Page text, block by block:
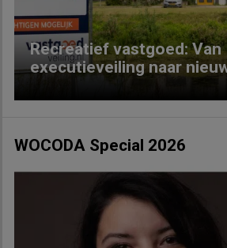
Recreatief vastgoed: Van
executieveiling naar
WOCODA Special 2026